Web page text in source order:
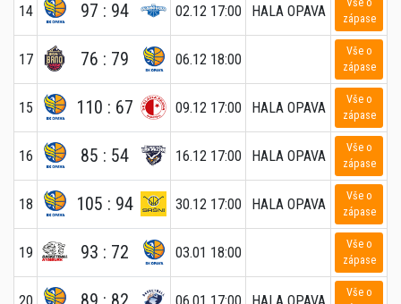
14 97 : 94 02.12 17:00 HALA OPAVA
Vše o
zápase
17 76 : 79 06.12 18:00
Vše o
zápase
15 110 : 67 09.12 17:00 HALA OPAVA
Vše o
zápase
16 85 : 54 16.12 17:00 HALA OPAVA
Vše o
zápase
18 105 : 94 30.12 17:00 HALA OPAVA
Vše o
zápase
19 93 : 72 03.01 18:00
Vše o
zápase
Vše o